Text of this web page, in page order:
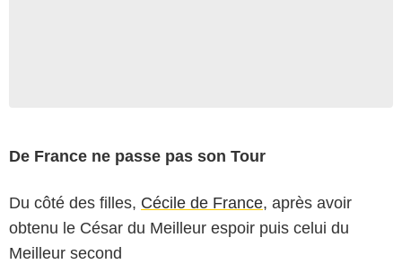
De France ne passe pas son Tour
Du côté des filles, Cécile de France, après avoir
obtenu le César du Meilleur espoir puis celui du
Meilleur second